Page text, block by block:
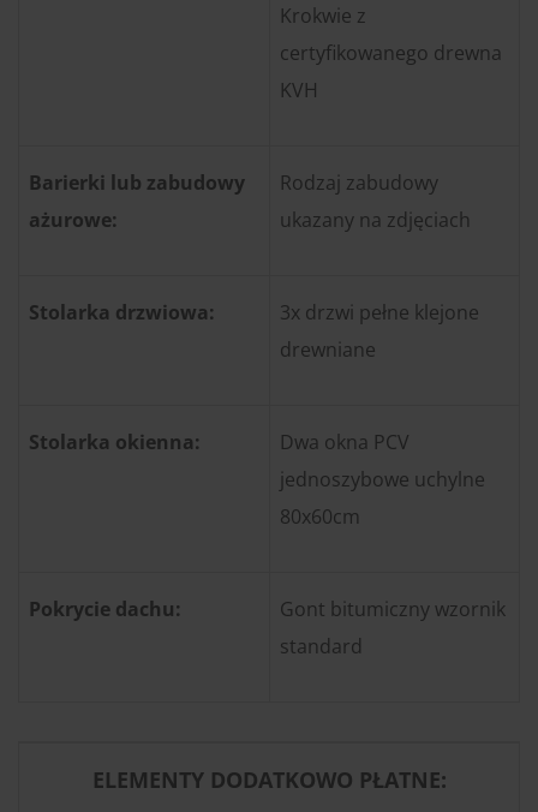
Krokwie z
certyfikowanego drewna
KVH
Barierki lub zabudowy
ażurowe:
Rodzaj zabudowy
ukazany na zdjęciach
Stolarka drzwiowa:
3x drzwi pełne klejone
drewniane
Stolarka okienna:
Dwa okna PCV
jednoszybowe uchylne
80x60cm
Pokrycie dachu:
Gont bitumiczny wzornik
standard
ELEMENTY DODATKOWO PŁATNE: